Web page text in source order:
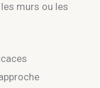
murs ou les